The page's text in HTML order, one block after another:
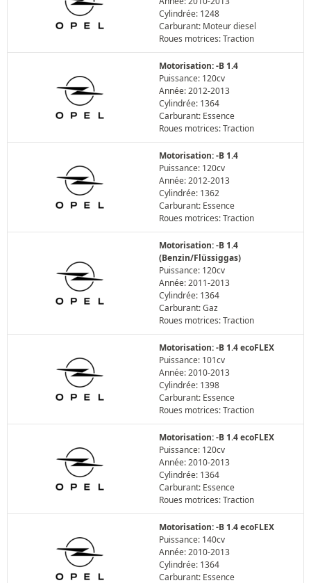
Cylindrée: 1248
Carburant: Moteur diesel
Roues motrices: Traction
Motorisation: -B 1.4
Puissance: 120cv
Année: 2012-2013
Cylindrée: 1364
Carburant: Essence
Roues motrices: Traction
Motorisation: -B 1.4
Puissance: 120cv
Année: 2012-2013
Cylindrée: 1362
Carburant: Essence
Roues motrices: Traction
Motorisation: -B 1.4
(Benzin/Flüssiggas)
Puissance: 120cv
Année: 2011-2013
Cylindrée: 1364
Carburant: Gaz
Roues motrices: Traction
Motorisation: -B 1.4 ecoFLEX
Puissance: 101cv
Année: 2010-2013
Cylindrée: 1398
Carburant: Essence
Roues motrices: Traction
Motorisation: -B 1.4 ecoFLEX
Puissance: 120cv
Année: 2010-2013
Cylindrée: 1364
Carburant: Essence
Roues motrices: Traction
Motorisation: -B 1.4 ecoFLEX
Puissance: 140cv
Année: 2010-2013
Cylindrée: 1364
Carburant: Essence